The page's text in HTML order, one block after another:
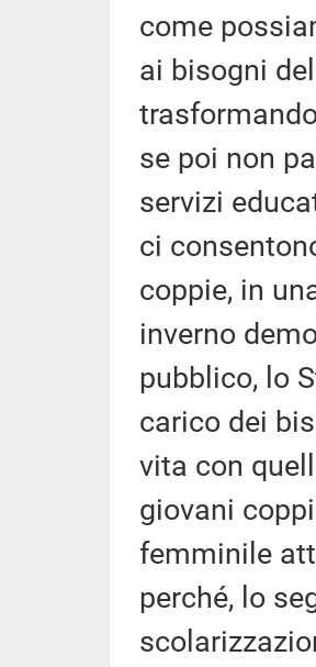
come
ai bisogni
se poi non
servizi
ci
coppie, in
inverno
pubblico, lo
carico dei
vita con
giovani
femminile
perché, lo